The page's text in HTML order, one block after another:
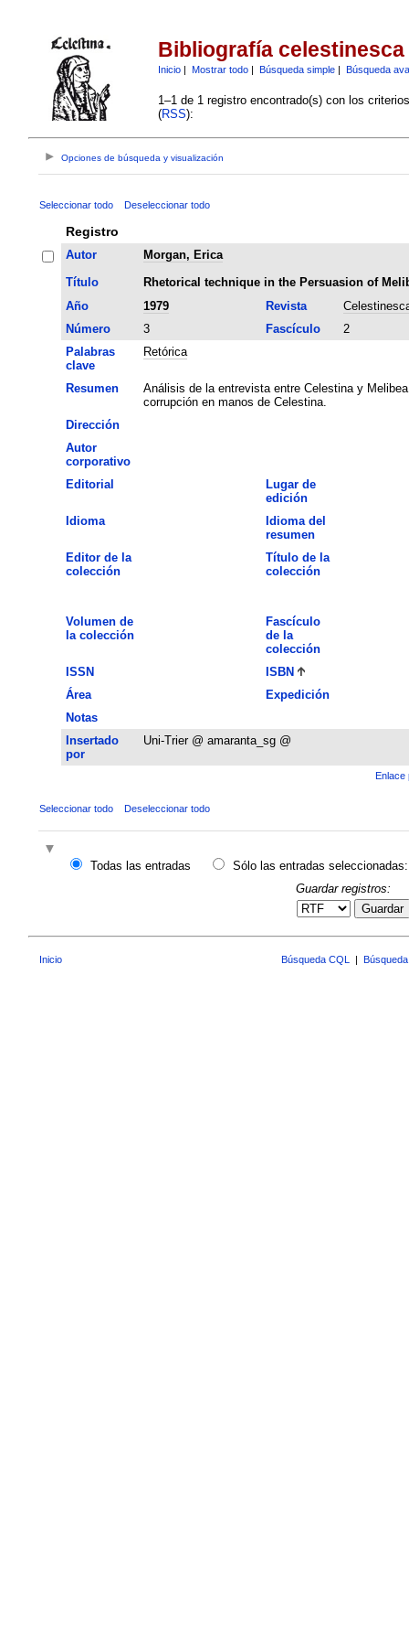
Bibliografía celestinesca
Inicio| Mostrar todo| Búsqueda simple| Búsqueda
1–1 de 1 registro encontrado(s) con los
(RSS):
Opciones de búsqueda y visualización
Seleccionar todo Deseleccionar todo
Registro
Autor
Morgan, Erica
Título
Rhetorical technique in the Persuasion of
Año
1979 Revista
Número
3 Fascículo
2
Palabras
clave
Retórica
Resumen
Análisis de la entrevista entre Celestina y
corrupción en manos de Celestina.
Dirección
Autor
corporativo
Editorial
Lugar de
edición
Idioma
Idioma del
resumen
Editor de la
colección
Título de la
colección
Volumen de
la colección
Fascículo
de la
colección
ISSN
ISBN
Área
Expedición
Notas
Insertado
por
Uni-Trier @ amaranta_sg @
Enlace
Seleccionar todo Deseleccionar todo
Todas las entradas
Sólo las entradas seleccionadas:
Guardar registros:
Guardar
Inicio Búsqueda CQL